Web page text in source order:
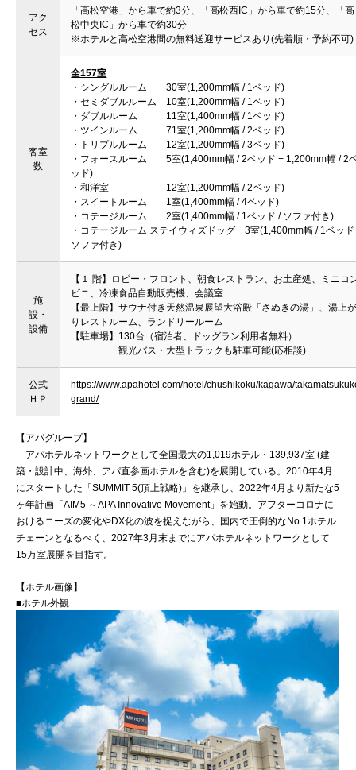
アク
セス
「高松空港」から車で約3分、「高松西IC」から車で約15分、「高
松中央IC」から車で約30分
※ホテルと高松空港間の無料送迎サービスあり(先着順・予約不可)
客室
数
全157室
・シングルルーム 30室(1,200mm幅 / 1ベッド)
・セミダブルルーム 10室(1,200mm幅 / 1ベッド)
・ダブルルーム 11室(1,400mm幅 / 1ベッド)
・ツインルーム 71室(1,200mm幅 / 2ベッド)
・トリプルルーム 12室(1,200mm幅 / 3ベッド)
・フォースルーム 5室(1,400mm幅 / 2ベッド + 1,200mm幅 / 2
ッド)
・和洋室 12室(1,200mm幅 / 2ベッド)
・スイートルーム 1室(1,400mm幅 / 4ベッド)
・コテージルーム 2室(1,400mm幅 / 1ベッド / ソファ付き)
・コテージルーム ステイウィズドッグ 3室(1,400mm幅 / 1ベッド
ソファ付き)
施
設・
設備
【１ 階】ロビー・フロント、朝食レストラン、お土産処、ミニコ
ビニ、冷凍食品自動販売機、会議室
【最上階】サウナ付き天然温泉展望大浴殿「さぬきの湯」、湯上
りレストルーム、ランドリールーム
【駐車場】130台（宿泊者、ドッグラン利用者無料）
観光バス・大型トラックも駐車可能(応相談)
公式
ＨＰ
https://www.apahotel.com/hotel/chushikoku/kagawa/
grand/
【アパグループ】
アパホテルネットワークとして全国最大の1,019ホテル・139,937室 (建
築・設計中、海外、アパ直参画ホテルを含む)を展開している。2010年4月
にスタートした「SUMMIT 5(頂上戦略)」を継承し、2022年4月より新たな5
ヶ年計画「AIM5 ～APA Innovative Movement」を始動。アフターコロナに
おけるニーズの変化やDX化の波を捉えながら、国内で圧倒的なNo.1ホテル
チェーンとなるべく、2027年3月末までにアパホテルネットワークとして
15万室展開を目指す。
【ホテル画像】
■ホテル外観